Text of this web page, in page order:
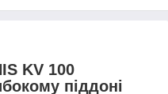
KV 100
піддоні